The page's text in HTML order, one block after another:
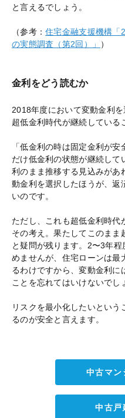
と言えるでしょう。
（参考：住宅金融支援機構「
の実態調査（第2回）」
）
金利をどう読むか
2018年度において変動金利
超低金利時代が継続している
「低金利の時は固定金利が
だけ低金利の状態が継続して
利のまま推移する見込みがあ
動金利を選択したほうが、返
いのです。
ただし、これも超低金利時代
その考え。果たしてこのまま
と疑問が残ります。2〜3年
めませんが、住宅ローンは最
るわけですから、変動金利に
ことを忘れてはいけないでし
リスクを最小化したいとい
るのが安全と言えます。
中古マン
中古戸